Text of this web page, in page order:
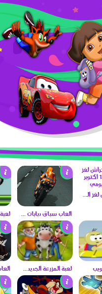
كلمات كراش لغز السبت 13 اكتوبر التحدي اليومي
العاب سباق دبابات 2017
لعبة المزرعة الجديدة 2017